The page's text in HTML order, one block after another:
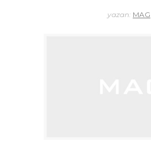
yazan: MAG